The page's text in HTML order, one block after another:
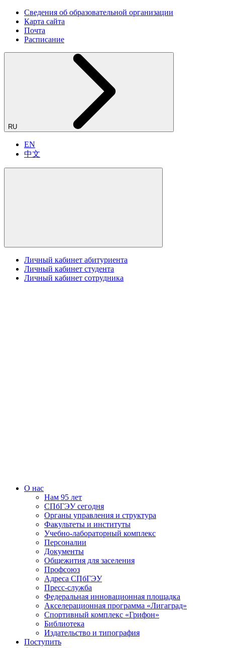
Сведения об образовательной организации
Карта сайта
Почта
Расписание
RU
EN
中文
Личный кабинет абитуриента
Личный кабинет студента
Личный кабинет сотрудника
О нас
Нам 95 лет
СПбГЭУ сегодня
Органы управления и структура
Факультеты и институты
Учебно-лабораторный комплекс
Персоналии
Документы
Общежития для заселения
Профсоюз
Адреса СПбГЭУ
Пресс-служба
Федеральная инновационная площадка
Акселерационная программа «Лигаград»­­
Спортивный комплекс «Грифон»
Библиотека
Издательство и типография
Поступить